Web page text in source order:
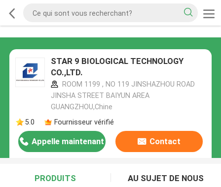
STAR 9 BIOLOGICAL TECHNOLOGY
CO.,LTD.
ROOM 1199 , NO 119 JINSHAZHOU ROAD
JINSHA STREET BAIYUN AREA
GUANGZHOU,Chine
5.0
Fournisseur vérifié
Appelle maintenant Contact
PRODUITS AU SUJET DE NOUS